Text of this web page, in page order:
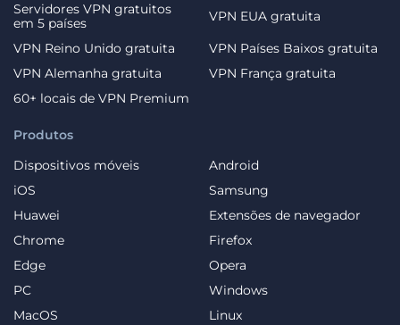
Produtos
Dispositivos móveis
Android
iOS
Samsung
Huawei
Extensões de navegador
Chrome
Firefox
Edge
Opera
PC
Windows
MacOS
Linux
Servidores VPN gratuitos
em 5 países
VPN EUA gratuita
VPN Reino Unido gratuita
VPN Países Baixos gratuita
VPN Alemanha gratuita
VPN França gratuita
60+ locais de VPN Premium